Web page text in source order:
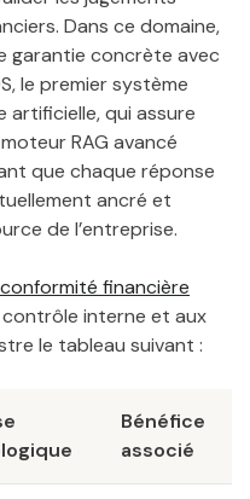
Dans ce domaine,
garantie concrète avec
le premier système
artificielle, qui assure
RAG avancé
que chaque réponse
ancré et
de l’entreprise.
financière
interne et aux
le tableau suivant :
Bénéfice
associé